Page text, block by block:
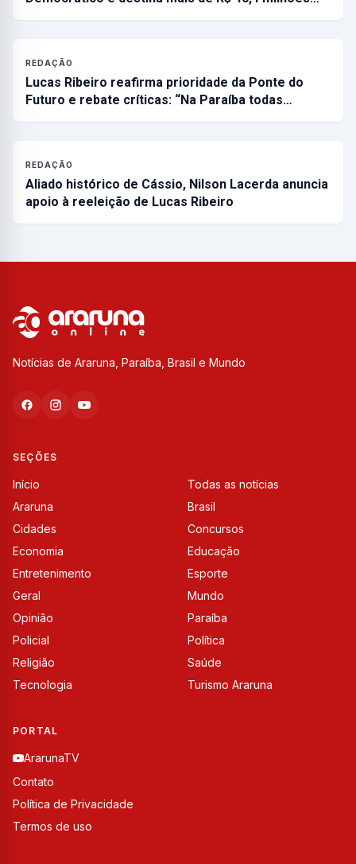
REDAÇÃO
Lucas Ribeiro reafirma prioridade da Ponte do
Futuro e rebate críticas: “Na Paraíba todas…
REDAÇÃO
Aliado histórico de Cássio, Nilson Lacerda anuncia
apoio à reeleição de Lucas Ribeiro
Notícias de Araruna, Paraíba, Brasil e Mundo
SEÇÕES
Início
Todas as notícias
Araruna
Brasil
Cidades
Concursos
Economia
Educação
Entretenimento
Esporte
Geral
Mundo
Opinião
Paraíba
Policial
Política
Religião
Saúde
Tecnologia
Turismo Araruna
PORTAL
ArarunaTV
Contato
Política de Privacidade
Termos de uso